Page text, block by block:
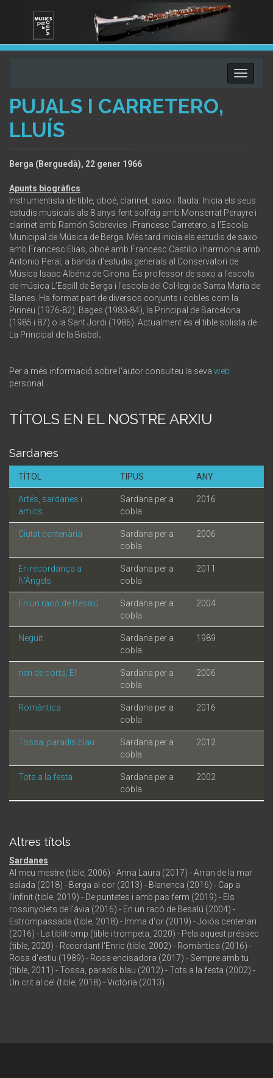
Toggle
PUJALS I CARRETERO,
LLUÍS
Berga (Berguedà), 22 gener 1966
Apunts biogràfics
Instrumentista de tible, oboè, clarinet, saxo i flauta. Inicia els seus
estudis musicals als 8 anys fent solfeig amb Monserrat Perayre i
clarinet amb Ramón Sobrevies i Francesc Carretero, a l'Escola
Municipal de Música de Berga. Més tard inicia els estudis de saxo
amb Francesc Elias, oboè amb Francesc Castillo i harmonia amb
Antonio Peral, a banda d'estudis generals al Conservatori de
Música Isaac Albéniz de Girona. És professor de saxo a l'escola
de música L’Espill de Berga i l'escola del Col·legi de Santa María de
Blanes. Ha format part de diversos conjunts i cobles com la
Pirineu (1976-82), Bages (1983-84), la Principal de Barcelona
(1985 i 87) o la Sant Jordi (1986). Actualment és el tible solista de
La Principal de la Bisbal .
Per a més informació sobre l'autor consulteu la seva web
personal.
TÍTOLS EN EL NOSTRE ARXIU
Sardanes
TÍTOL TIPUS ANY
Artés, sardanes i
amics
Sardana per a
cobla
2016
Ciutat centenària
Sardana per a
cobla
2006
En recordança a
l\'Àngels
Sardana per a
cobla
2011
En un racó de Besalú
Sardana per a
cobla
2004
Neguit
Sardana per a
cobla
1989
nen de corts, El
Sardana per a
cobla
2006
Romàntica
Sardana per a
cobla
2016
Tossa, paradís blau
Sardana per a
cobla
2012
Tots a la festa
Sardana per a
cobla
2002
Altres títols
Sardanes
Al meu mestre (tible, 2006) - Anna Laura (2017) - Arran de la mar
salada (2018) - Berga al cor (2013) - Blanenca (2016) - Cap a
l'infinit (tible, 2019) - De puntetes i amb pas ferm (2019) - Els
rossinyolets de l'àvia (2016) - En un racó de Besalú (2004) -
Estrompassada (tible, 2018) - Imma d'or (2019) - Joiós centenari
(2016) - La tiblitromp (tible i trompeta, 2020) - Pela aquest préssec
(tible, 2020) - Recordant l'Enric (tible, 2002) - Romàntica (2016) -
Rosa d'estiu (1989) - Rosa encisadora (2017) - Sempre amb tu
(tible, 2011) - Tossa, paradís blau (2012) - Tots a la festa (2002) -
Un crit al cel (tible, 2018) - Victòria (2013)